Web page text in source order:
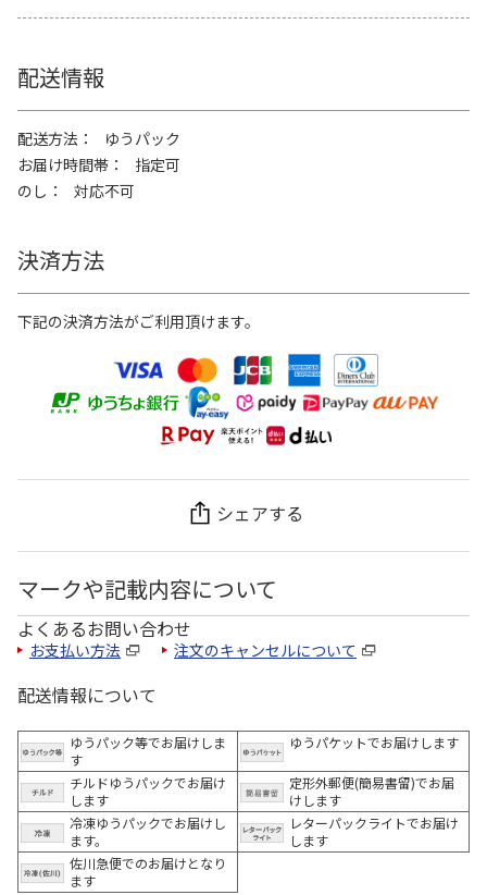
配送情報
配送方法
ゆうパック
お届け時間帯
指定可
のし
対応不可
決済方法
下記の決済方法がご利用頂けます。
シェアする
マークや記載内容について
よくあるお問い合わせ
お支払い方法 注文のキャンセルについて
配送情報について
ゆうパック等でお届けしま
す
ゆうパケットでお届けします
チルドゆうパックでお届け
します
定形外郵便(簡易書留)でお届
けします
冷凍ゆうパックでお届けし
ます。
レターパックライトでお届け
します
佐川急便でのお届けとなり
ます